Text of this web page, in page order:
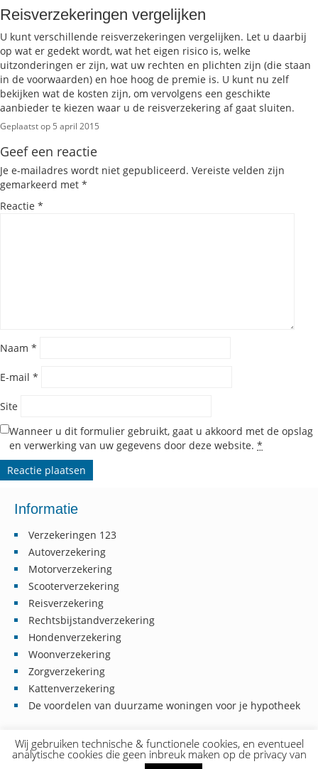
Reisverzekeringen vergelijken
U kunt verschillende reisverzekeringen vergelijken. Let u daarbij
op wat er gedekt wordt, wat het eigen risico is, welke
uitzonderingen er zijn, wat uw rechten en plichten zijn (die staan
in de voorwaarden) en hoe hoog de premie is. U kunt nu zelf
bekijken wat de kosten zijn, om vervolgens een geschikte
aanbieder te kiezen waar u de reisverzekering af gaat sluiten.
Geplaatst op 5 april 2015
Geef een reactie
Je e-mailadres wordt niet gepubliceerd. Vereiste velden zijn
gemarkeerd met *
Reactie *
Naam *
E-mail *
Site
Wanneer u dit formulier gebruikt, gaat u akkoord met de opslag
en verwerking van uw gegevens door deze website. *
Informatie
Verzekeringen 123
Autoverzekering
Motorverzekering
Scooterverzekering
Reisverzekering
Rechtsbijstandverzekering
Hondenverzekering
Woonverzekering
Zorgverzekering
Kattenverzekering
De voordelen van duurzame woningen voor je hypotheek
Wij gebruiken technische & functionele cookies, en eventueel
analytische cookies die geen inbreuk maken op de privacy van